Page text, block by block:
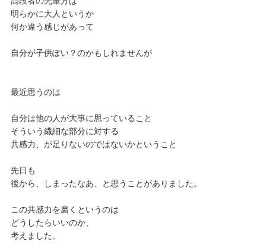
明らかに大人というか
何か違う感じがあって
自分が子供ぽい？のかもしれませんが
最近思うのは
自分は他の人が大事に思っていること
そういう繊細な部分に対する
共感力、が足りないのではないかということ
先日も
後から、しまったなあ、と思うことがありました。
この共感力を磨くというのは
どうしたらいいのか、
考えました。